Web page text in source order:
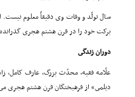
سال تولّد و وفات وى دقیقاً معلوم
برکت خود را در قرن هشتم هجرى
دوران زندگى
علّامه فقیه، محدّث بزرگ، عارف کامل،
دیلمى» از فرهیختگان قرن هشتم هجرى